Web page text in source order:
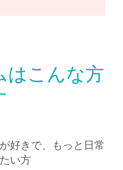
はこんな方
好きで、もっと日常
い方